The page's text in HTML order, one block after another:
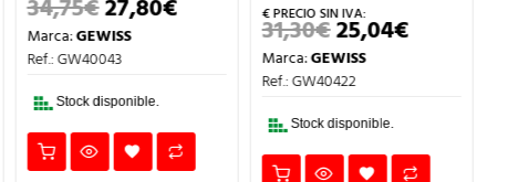
34,75€EL
PRECIO
ORIGINAL
ERA:
27,80€EL
PRECIO
Marca:GEWISS
Ref.: GW40043
Stock disponible.
31,30€EL
PRECIO
ORIGINAL
ERA:
25,04€EL
PRECIO
Marca:GEWISS
Ref.: GW40422
Stock disponible.